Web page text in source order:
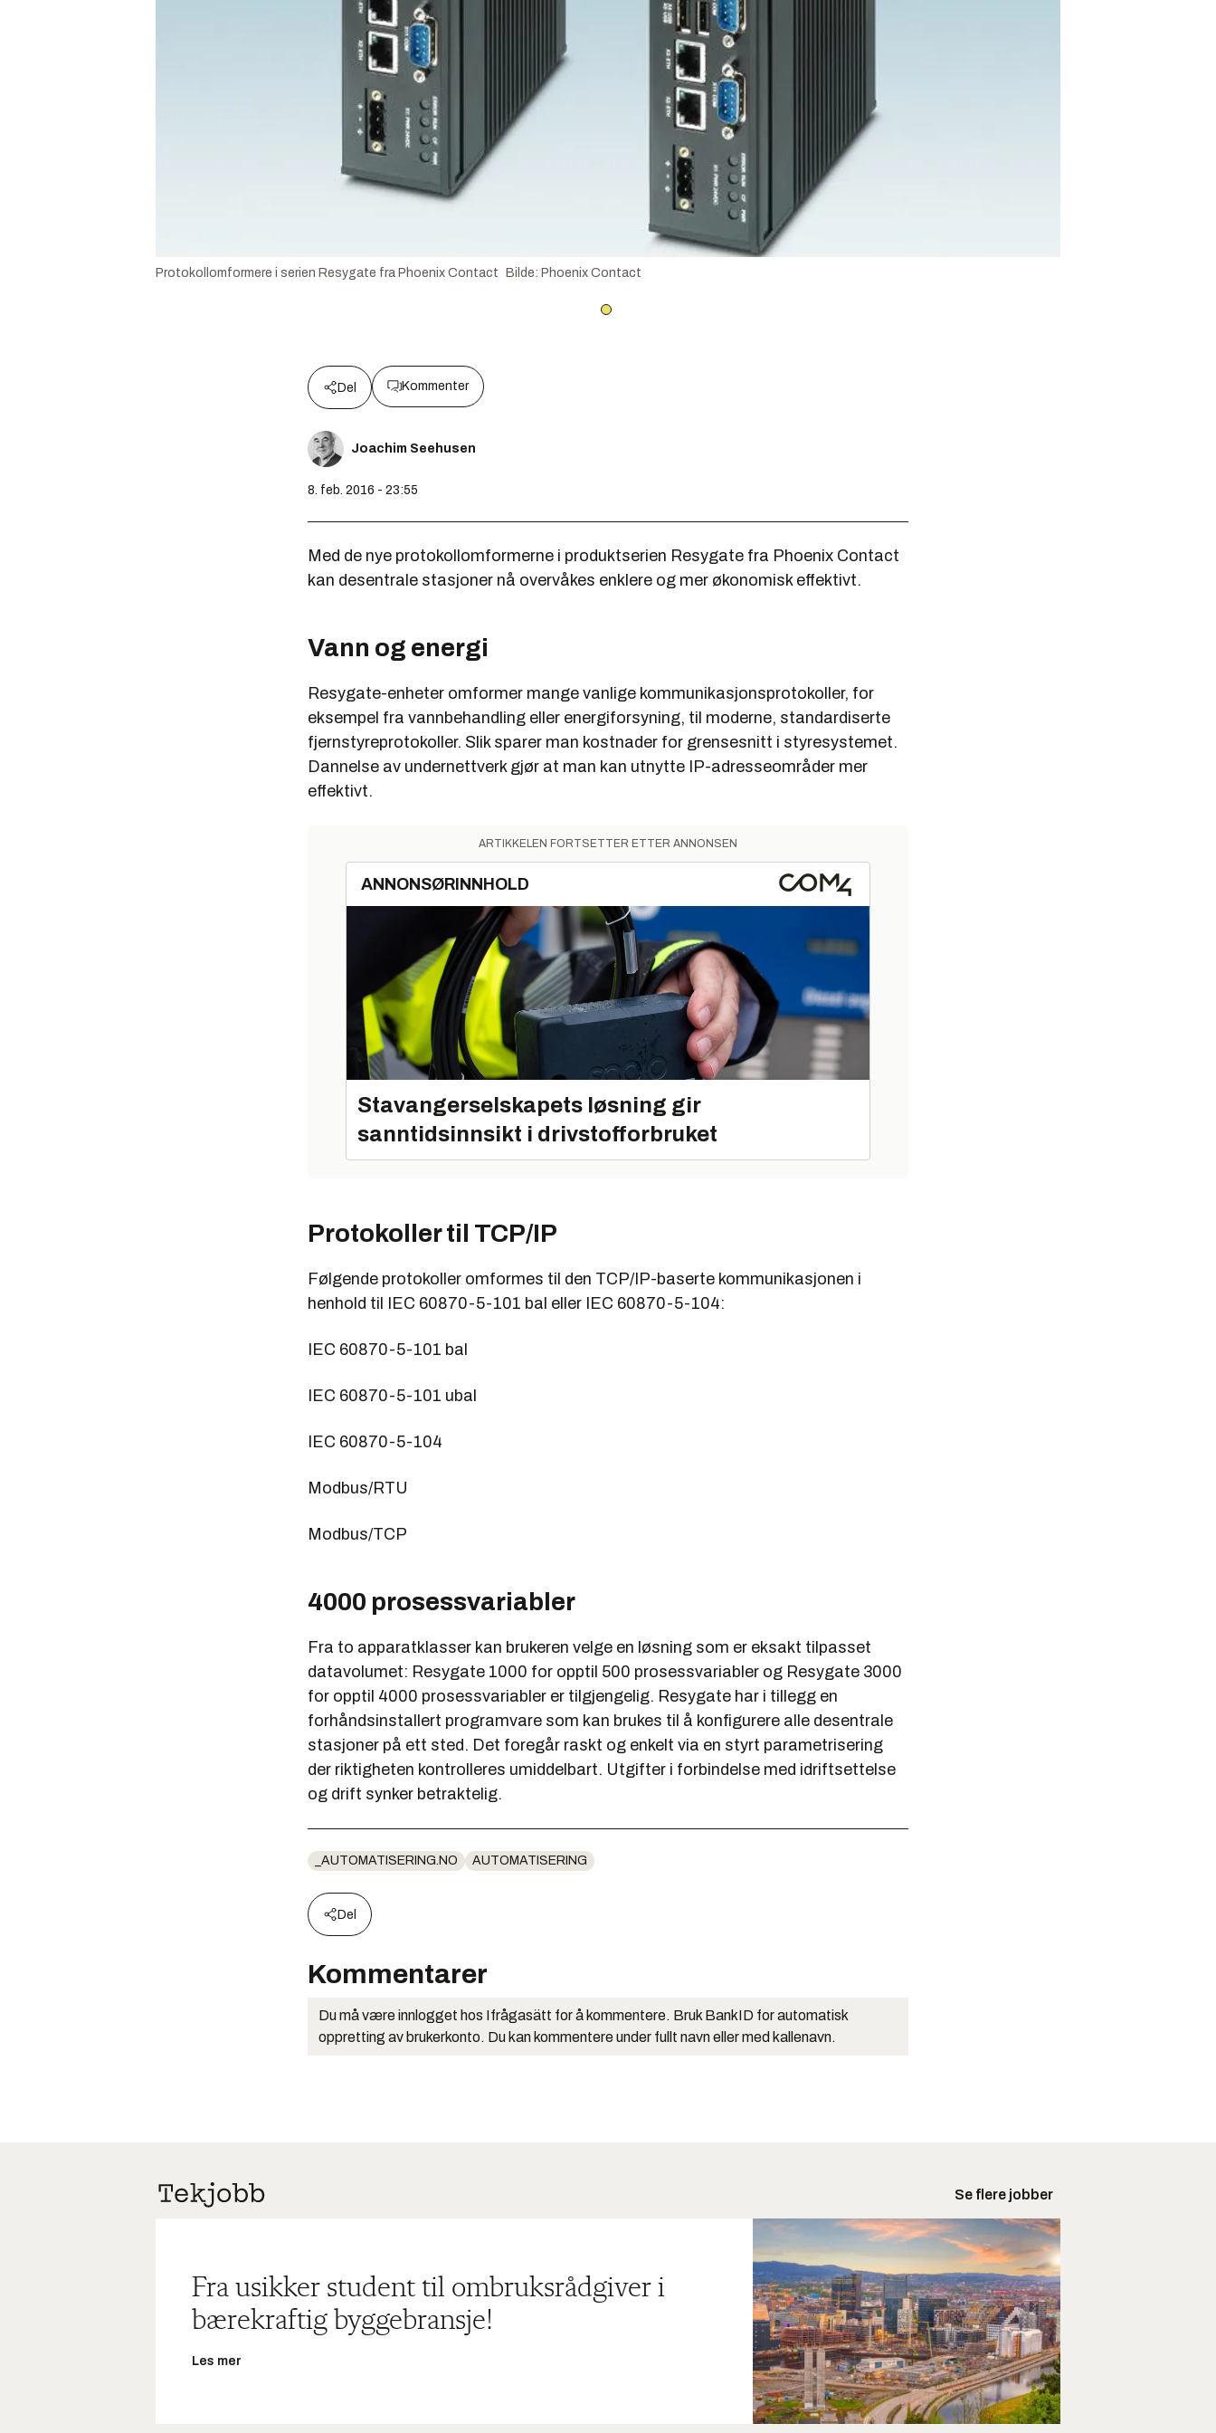
Protokollomformere i serien Resygate fra Phoenix Contact Bilde: Phoenix Contact
Del Kommenter
Joachim Seehusen
8. feb. 2016 - 23:55
Med de nye protokollomformerne i produktserien Resygate fra Phoenix Contact
kan desentrale stasjoner nå overvåkes enklere og mer økonomisk effektivt.
Vann og energi
Resygate-enheter omformer mange vanlige kommunikasjonsprotokoller, for
eksempel fra vannbehandling eller energiforsyning, til moderne, standardiserte
fjernstyreprotokoller. Slik sparer man kostnader for grensesnitt i styresystemet.
Dannelse av undernettverk gjør at man kan utnytte IP-adresseområder mer
effektivt.
ARTIKKELEN FORTSETTER ETTER ANNONSEN
ANNONSØRINNHOLD
Stavangerselskapets løsning gir
sanntidsinnsikt i drivstofforbruket
Protokoller til TCP/IP
Følgende protokoller omformes til den TCP/IP-baserte kommunikasjonen i
henhold til IEC 60870-5-101 bal eller IEC 60870-5-104:
IEC 60870-5-101 bal
IEC 60870-5-101 ubal
IEC 60870-5-104
Modbus/RTU
Modbus/TCP
4000 prosessvariabler
Fra to apparatklasser kan brukeren velge en løsning som er eksakt tilpasset
datavolumet: Resygate 1000 for opptil 500 prosessvariabler og Resygate 3000
for opptil 4000 prosessvariabler er tilgjengelig. Resygate har i tillegg en
forhåndsinstallert programvare som kan brukes til å konfigurere alle desentrale
stasjoner på ett sted. Det foregår raskt og enkelt via en styrt parametrisering
der riktigheten kontrolleres umiddelbart. Utgifter i forbindelse med idriftsettelse
og drift synker betraktelig.
_AUTOMATISERING.NO AUTOMATISERING
Del
Kommentarer
Du må være innlogget hos Ifrågasätt for å kommentere. Bruk BankID for automatisk
oppretting av brukerkonto. Du kan kommentere under fullt navn eller med kallenavn.
Se flere jobber
Fra usikker student til ombruksrådgiver i
bærekraftig byggebransje!
Les mer